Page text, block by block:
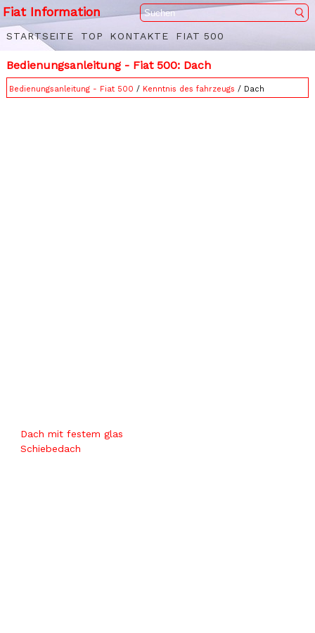
Fiat Information
STARTSEITE TOP KONTAKTE FIAT 500
Bedienungsanleitung - Fiat 500: Dach
Bedienungsanleitung - Fiat 500 / Kenntnis des fahrzeugs / Dach
Dach mit festem glas
Schiebedach